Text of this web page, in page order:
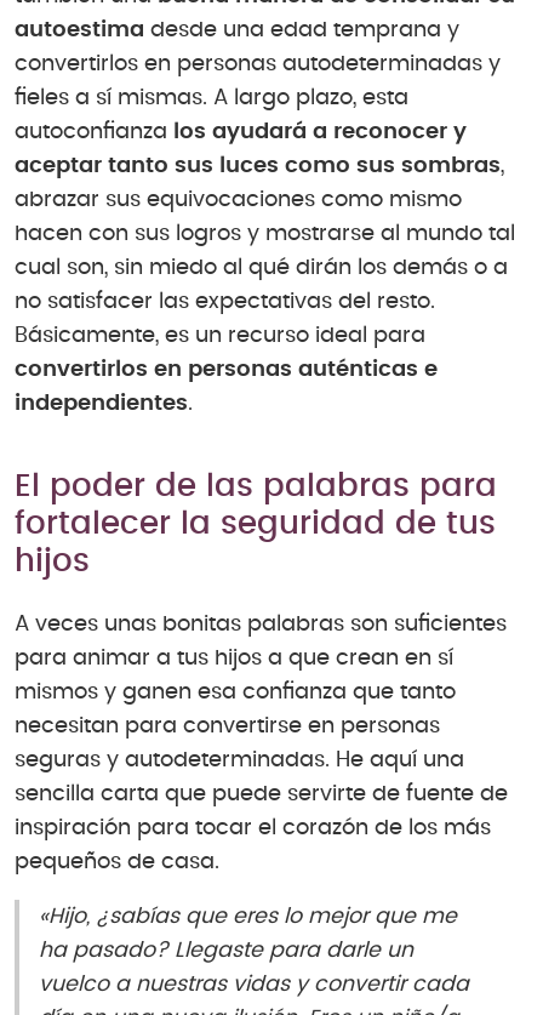
autoestima desde una edad temprana y
convertirlos en personas autodeterminadas y
fieles a sí mismas. A largo plazo, esta
autoconfianza
los ayudará a reconocer y
aceptar tanto sus luces como sus sombras,
abrazar sus equivocaciones como mismo
hacen con sus logros y mostrarse al mundo tal
cual son, sin miedo al qué dirán los demás o a
no satisfacer las expectativas del resto.
Básicamente, es un recurso ideal para
convertirlos en personas auténticas e
independientes.
El poder de las palabras para
fortalecer la seguridad de tus
hijos
A veces unas bonitas palabras son suficientes
para animar a tus hijos a que crean en sí
mismos y ganen esa confianza que tanto
necesitan para convertirse en personas
seguras y autodeterminadas. He aquí una
sencilla carta que puede servirte de fuente de
inspiración para tocar el corazón de los más
pequeños de casa.
«Hijo, ¿sabías que eres lo mejor que me
ha pasado? Llegaste para darle un
vuelco a nuestras vidas y convertir cada